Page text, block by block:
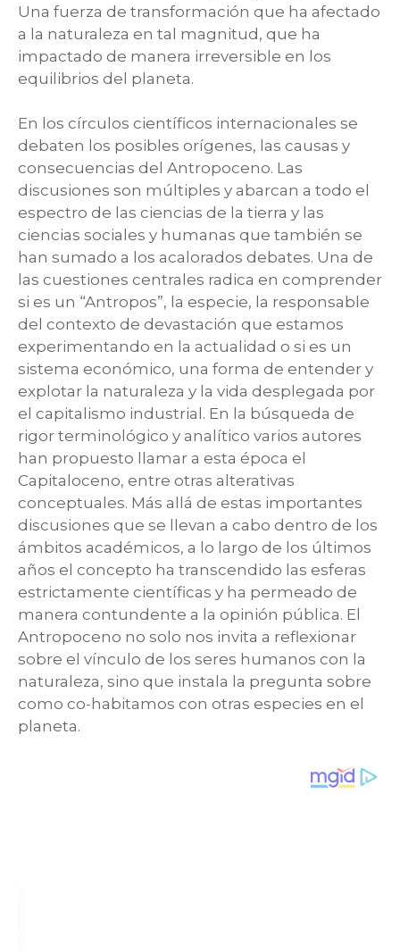
Una fuerza de transformación que ha afectado
a la naturaleza en tal magnitud, que ha
impactado de manera irreversible en los
equilibrios del planeta.
En los círculos científicos internacionales se
debaten los posibles orígenes, las causas y
consecuencias del Antropoceno. Las
discusiones son múltiples y abarcan a todo el
espectro de las ciencias de la tierra y las
ciencias sociales y humanas que también se
han sumado a los acalorados debates. Una de
las cuestiones centrales radica en comprender
si es un “Antropos”, la especie, la responsable
del contexto de devastación que estamos
experimentando en la actualidad o si es un
sistema económico, una forma de entender y
explotar la naturaleza y la vida desplegada por
el capitalismo industrial. En la búsqueda de
rigor terminológico y analítico varios autores
han propuesto llamar a esta época el
Capitaloceno, entre otras alterativas
conceptuales. Más allá de estas importantes
discusiones que se llevan a cabo dentro de los
ámbitos académicos, a lo largo de los últimos
años el concepto ha transcendido las esferas
estrictamente científicas y ha permeado de
manera contundente a la opinión pública. El
Antropoceno no solo nos invita a reflexionar
sobre el vínculo de los seres humanos con la
naturaleza, sino que instala la pregunta sobre
como co-habitamos con otras especies en el
planeta.